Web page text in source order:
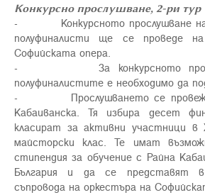
Конкурсно прослушване, 2-ри тур
- Конкурсното прослушване на
полуфиналисти ще се проведе
Софийската опера.
- За конкурсното
полуфиналистите е необходимо да
- Прослушването се
Кабаиванска. Тя избира десет
класират за активни участници в
майсторски клас. Те имат
стипендия за обучение с Райна
България и да се представят в
съпровода на оркестъра на